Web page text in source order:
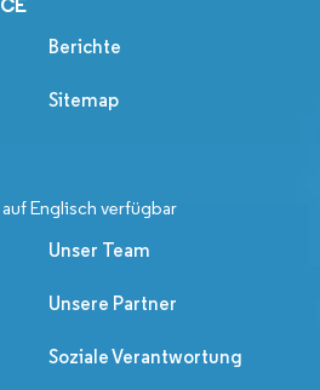
Berichte
Sitemap
Englisch verfügbar
Unser Team
Unsere Partner
Soziale Verantwortung